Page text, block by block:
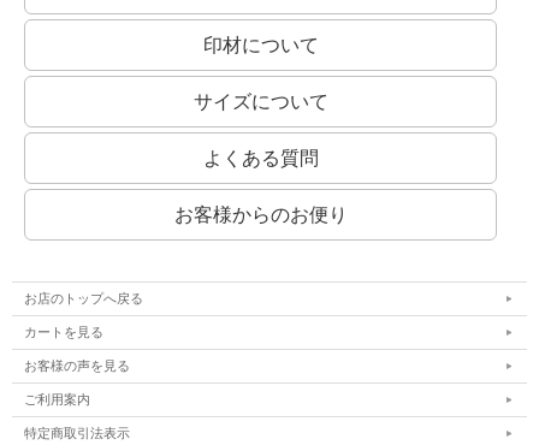
印材について
サイズについて
よくある質問
お客様からのお便り
お店のトップへ戻る
カートを見る
お客様の声を見る
ご利用案内
特定商取引法表示